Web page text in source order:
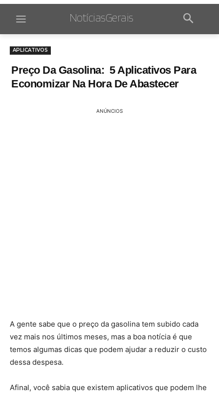
NotíciasGerais
APLICATIVOS
Preço Da Gasolina: 5 Aplicativos Para
Economizar Na Hora De Abastecer
ANÚNCIOS
A gente sabe que o preço da gasolina tem subido cada
vez mais nos últimos meses, mas a boa notícia é que
temos algumas dicas que podem ajudar a reduzir o custo
dessa despesa.
Afinal, você sabia que existem aplicativos que podem lhe